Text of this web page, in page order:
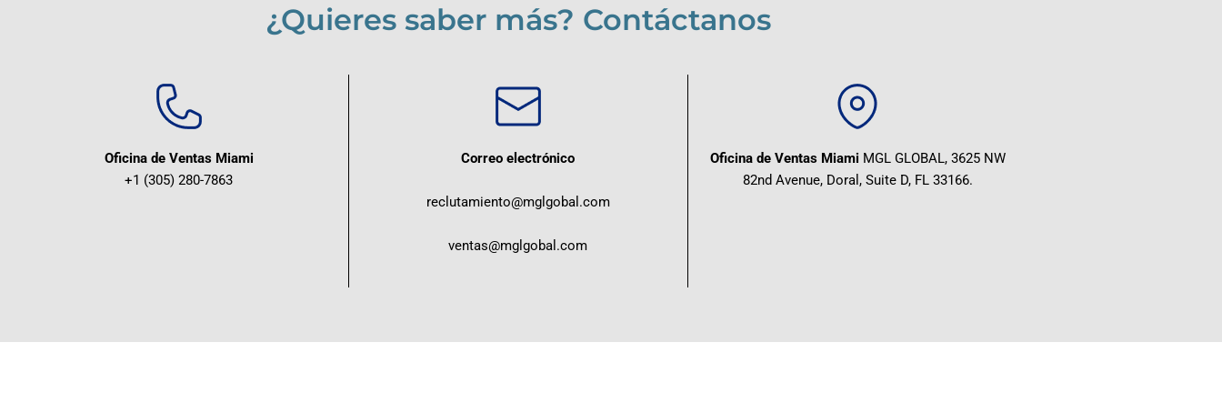
¿Quieres saber más? Contáctanos
Oficina de Ventas Miami
+1 (305) 280-7863
Correo electrónico
reclutamiento@mglgobal.com
ventas@mglgobal.com
Oficina de Ventas Miami MGL GLOBAL, 3625 NW
82nd Avenue, Doral, Suite D, FL 33166.